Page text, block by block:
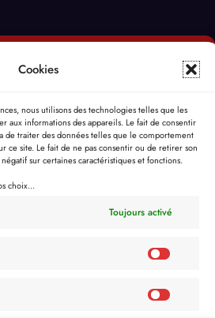
Cookies
nous utilisons des technologies telles que les
aux informations des appareils. Le fait de consentir
de traiter des données telles que le comportement
ce site. Le fait de ne pas consentir ou de retirer son
sur certaines caractéristiques et fonctions.
choix...
Toujours activé